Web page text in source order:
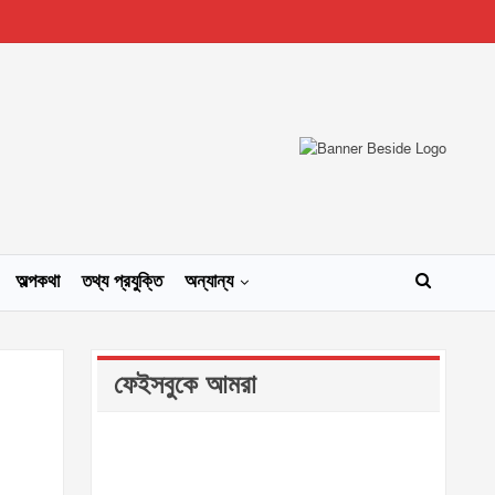
অল্পকথা তথ্য প্রযুক্তি অন্যান্য
ফেইসবুকে আমরা